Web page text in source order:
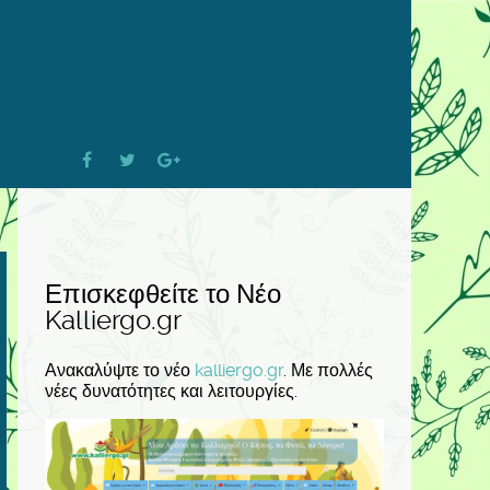
Επισκεφθείτε το Νέο
Kalliergo.gr
Ανακαλύψτε το νέο kalliergo.gr. Με πολλές
νέες δυνατότητες και λειτουργίες.